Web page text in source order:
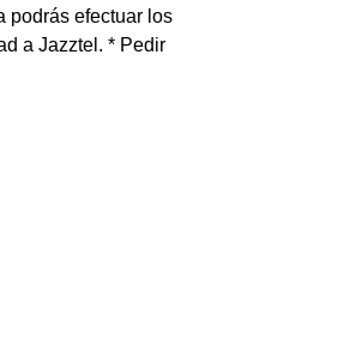
podrás efectuar los
a Jazztel. * Pedir